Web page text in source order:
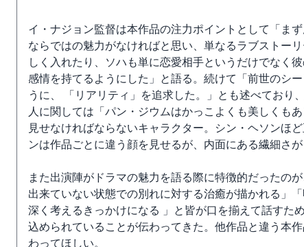
イ・ナジョン監督は本作品の注力ポイントとして「ま
ならではの魅力がなければと思い、単なるラブストー
しく入れたり、ソハも単に恋愛相手というだけでなく
感情を持てるようにした」と語る。続けて「前世のシ
うに、 「リアリティ」を追求した。」とも述べており
人に関しては「パン・ジウムはかっこよくも美しくも
見せなければならないキャラクター。シン・ヘソンほ
ンは作品ごとに違う顔を見せるが、内面にある繊細さ
また出演陣がドラマの魅力を語る際に特徴的だったの
出来ていない状態での別れに対する治癒が描かれる」
深く考えるきっかけになる 」と皆が口を揃えて話すた
込められていることが伝わってきた。他作品と違う本
わってほしい。